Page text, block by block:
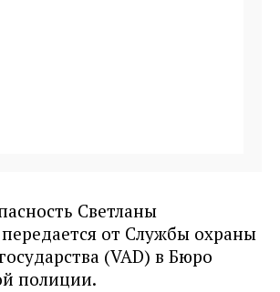
Светланы
от Службы охраны
(VAD) в Бюро
полиции.